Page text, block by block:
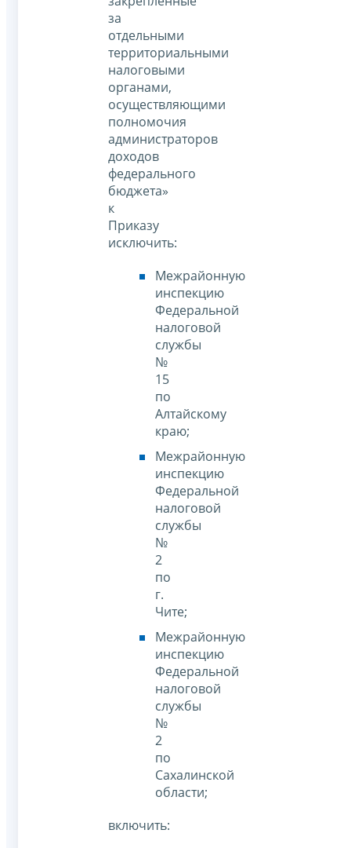
за
отдельными
территориальными
налоговыми
органами,
осуществляющими
полномочия
администраторов
доходов
федерального
бюджета»
к
Приказу
исключить:
Межрайонную
инспекцию
Федеральной
налоговой
службы
№
15
по
Алтайскому
краю;
Межрайонную
инспекцию
Федеральной
налоговой
службы
№
2
по
г.
Чите;
Межрайонную
инспекцию
Федеральной
налоговой
службы
№
2
по
Сахалинской
области;
включить: